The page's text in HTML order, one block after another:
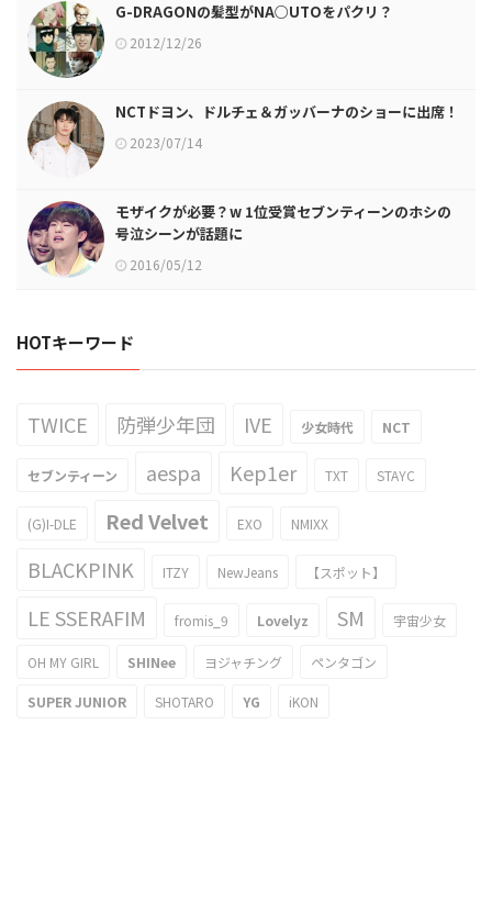
G-DRAGONの髪型がNA○UTOをパクリ？
2012/12/26
NCTドヨン、ドルチェ＆ガッバーナのショーに出席！
2023/07/14
モザイクが必要？w 1位受賞セブンティーンのホシの
号泣シーンが話題に
2016/05/12
HOTキーワード
TWICE 防弾少年団 IVE 少女時代 NCT
セブンティーン aespa Kep1er TXT STAYC
(G)I-DLE Red Velvet EXO NMIXX
BLACKPINK ITZY NewJeans 【スポット】
LE SSERAFIM fromis_9 Lovelyz SM 宇宙少女
OH MY GIRL SHINee ヨジャチング ペンタゴン
SUPER JUNIOR SHOTARO YG iKON